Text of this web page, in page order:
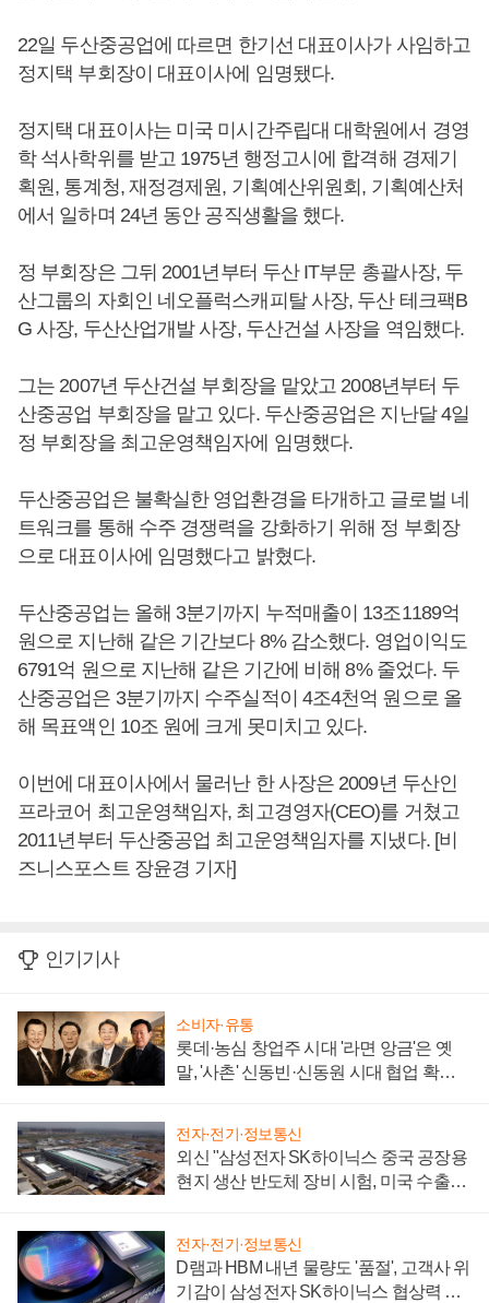
22일 두산중공업에 따르면 한기선 대표이사가 사임하고
정지택 부회장이 대표이사에 임명됐다.
정지택 대표이사는 미국 미시간주립대 대학원에서 경영
학 석사학위를 받고 1975년 행정고시에 합격해 경제기
획원, 통계청, 재정경제원, 기획예산위원회, 기획예산처
에서 일하며 24년 동안 공직생활을 했다.
정 부회장은 그뒤 2001년부터 두산 IT부문 총괄사장, 두
산그룹의 자회인 네오플럭스캐피탈 사장, 두산 테크팩B
G 사장, 두산산업개발 사장, 두산건설 사장을 역임했다.
그는 2007년 두산건설 부회장을 맡았고 2008년부터 두
산중공업 부회장을 맡고 있다. 두산중공업은 지난달 4일
정 부회장을 최고운영책임자에 임명했다.
두산중공업은 불확실한 영업환경을 타개하고 글로벌 네
트워크를 통해 수주 경쟁력을 강화하기 위해 정 부회장
으로 대표이사에 임명했다고 밝혔다.
두산중공업는 올해 3분기까지 누적매출이 13조1189억
원으로 지난해 같은 기간보다 8% 감소했다. 영업이익도
6791억 원으로 지난해 같은 기간에 비해 8% 줄었다. 두
산중공업은 3분기까지 수주실적이 4조4천억 원으로 올
해 목표액인 10조 원에 크게 못미치고 있다.
이번에 대표이사에서 물러난 한 사장은 2009년 두산인
프라코어 최고운영책임자, 최고경영자(CEO)를 거쳤고
2011년부터 두산중공업 최고운영책임자를 지냈다. [비
즈니스포스트 장윤경 기자]
인기기사
소비자·유통
롯데·농심 창업주 시대 '라면 앙금'은 옛
말, '사촌' 신동빈·신동원 시대 협업 확대
전자·전기·정보통신
외신 "삼성전자 SK하이닉스 중국 공장용
현지 생산 반도체 장비 시험, 미국 수출통
전자·전기·정보통신
D램과 HBM 내년 물량도 '품절', 고객사 위
기감이 삼성전자 SK하이닉스 협상력 더